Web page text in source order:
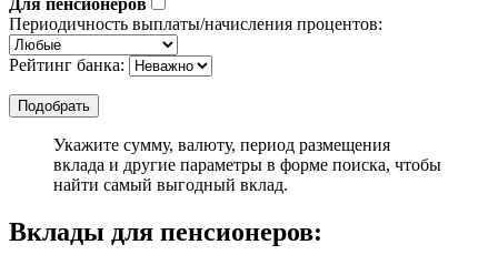
Периодичность выплаты/начисления процентов:
Рейтинг банка:
Укажите сумму, валюту, период размещения
вклада и другие параметры в форме поиска, чтобы
найти самый выгодный вклад.
Вклады для пенсионеров: